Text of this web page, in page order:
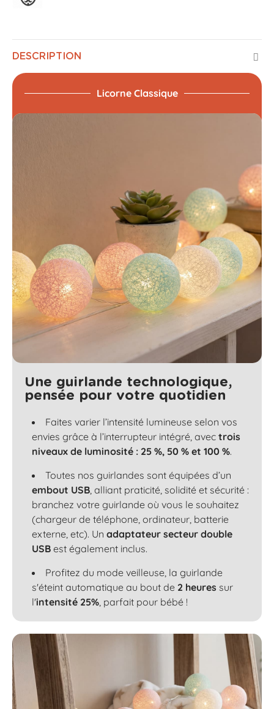
DESCRIPTION
Licorne Classique
Une guirlande technologique,
pensée pour votre quotidien
Faites varier l’intensité lumineuse selon vos
envies grâce à l’interrupteur intégré, avec trois
niveaux de luminosité : 25 %, 50 % et 100 %.
Toutes nos guirlandes sont équipées d’un
embout USB, alliant praticité, solidité et sécurité :
branchez votre guirlande où vous le souhaitez
(chargeur de téléphone, ordinateur, batterie
externe, etc). Un adaptateur secteur double
USB est également inclus.
Profitez du mode veilleuse, la guirlande
s'éteint automatique au bout de 2 heures sur
l'intensité 25%, parfait pour bébé !